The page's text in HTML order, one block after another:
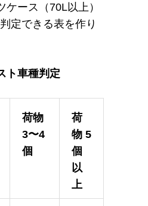
ケース（70L以上）
定できる表を作り
ト車種判定
荷物
3〜4
個
荷
物 5
個
以
上